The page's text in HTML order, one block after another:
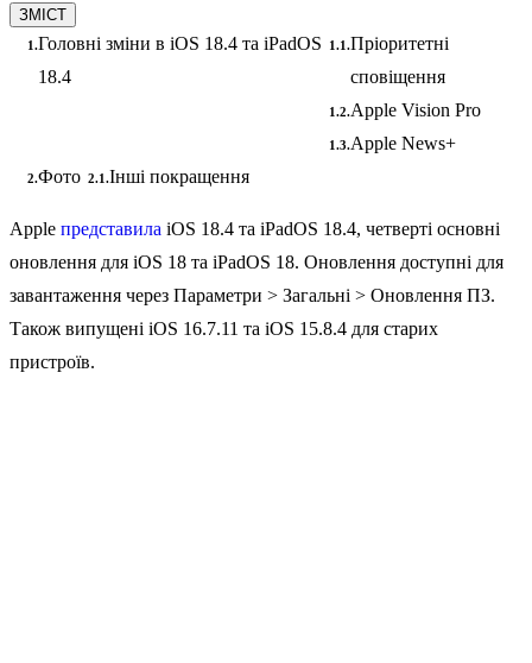
ЗМІСТ
Головні зміни в iOS 18.4 та iPadOS
18.4
Пріоритетні
сповіщення
Apple Vision Pro
Apple News+
Фото
Інші покращення
Apple представила iOS 18.4 та iPadOS 18.4, четверті основні
оновлення для iOS 18 та iPadOS 18. Оновлення доступні для
завантаження через Параметри > Загальні > Оновлення ПЗ.
Також випущені iOS 16.7.11 та iOS 15.8.4 для старих
пристроїв.